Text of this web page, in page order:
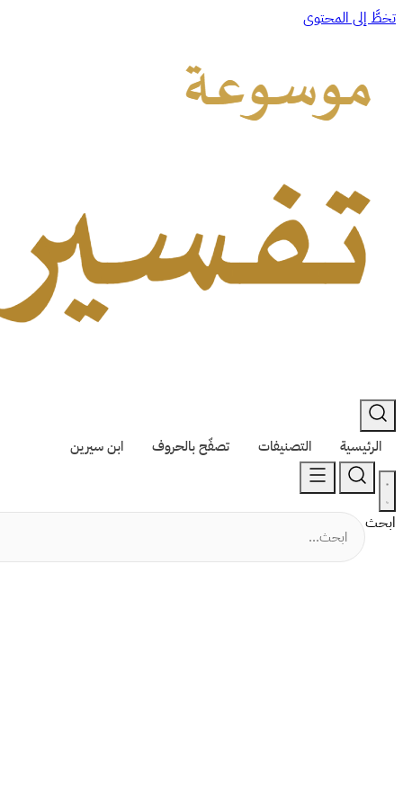
تخطَّ إلى المحتوى
الرئيسية التصنيفات تصفّح بالحروف ابن سيرين
ابحث